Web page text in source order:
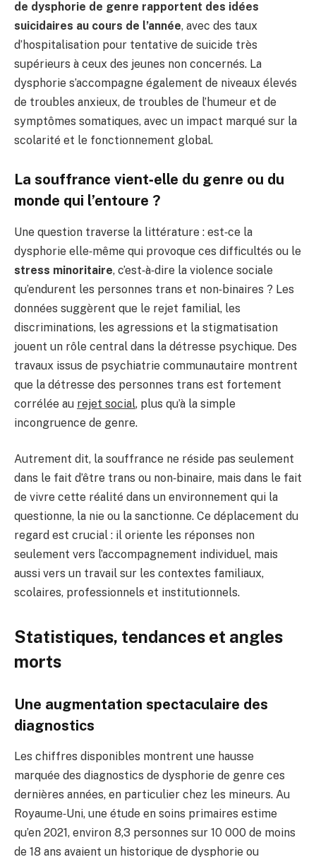
de dysphorie de genre rapportent des idées
suicidaires au cours de l’année, avec des taux
d’hospitalisation pour tentative de suicide très
supérieurs à ceux des jeunes non concernés. La
dysphorie s’accompagne également de niveaux élevés
de troubles anxieux, de troubles de l’humeur et de
symptômes somatiques, avec un impact marqué sur la
scolarité et le fonctionnement global.
La souffrance vient‑elle du genre ou du
monde qui l’entoure ?
Une question traverse la littérature : est‑ce la
dysphorie elle‑même qui provoque ces difficultés ou le
stress minoritaire, c’est‑à‑dire la violence sociale
qu’endurent les personnes trans et non‑binaires ? Les
données suggèrent que le rejet familial, les
discriminations, les agressions et la stigmatisation
jouent un rôle central dans la détresse psychique. Des
travaux issus de psychiatrie communautaire montrent
que la détresse des personnes trans est fortement
corrélée au rejet social, plus qu’à la simple
incongruence de genre.
Autrement dit, la souffrance ne réside pas seulement
dans le fait d’être trans ou non‑binaire, mais dans le fait
de vivre cette réalité dans un environnement qui la
questionne, la nie ou la sanctionne. Ce déplacement du
regard est crucial : il oriente les réponses non
seulement vers l’accompagnement individuel, mais
aussi vers un travail sur les contextes familiaux,
scolaires, professionnels et institutionnels.
Statistiques, tendances et angles
morts
Une augmentation spectaculaire des
diagnostics
Les chiffres disponibles montrent une hausse
marquée des diagnostics de dysphorie de genre ces
dernières années, en particulier chez les mineurs. Au
Royaume‑Uni, une étude en soins primaires estime
qu’en 2021, environ 8,3 personnes sur 10 000 de moins
de 18 ans avaient un historique de dysphorie ou